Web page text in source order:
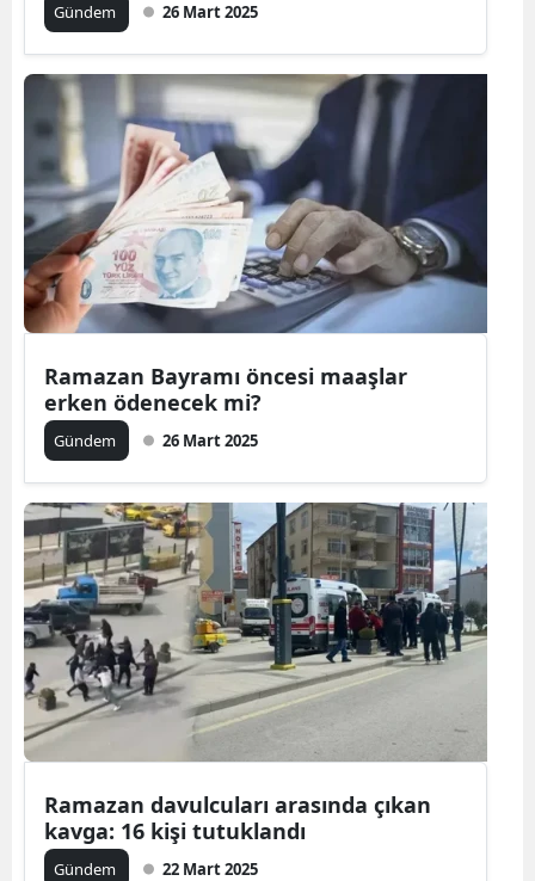
Gündem 26 Mart 2025
Ramazan Bayramı öncesi maaşlar
erken ödenecek mi?
Gündem 26 Mart 2025
Ramazan davulcuları arasında çıkan
kavga: 16 kişi tutuklandı
Gündem 22 Mart 2025